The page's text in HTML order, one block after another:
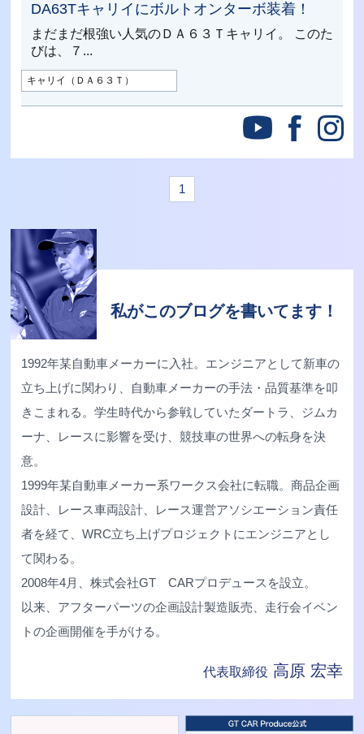
DA63Tキャリイにボルトオンターボ装着！
まだまだ根強い人気のＤＡ６３Ｔキャリイ。 このた
びは、７...
キャリイ（ＤＡ６３Ｔ）
1
私がこのブログを書いてます！
1992年某自動車メーカーに入社。エンジニアとして新車の
立ち上げに関わり、自動車メーカーの手法・品質基準を叩
きこまれる。学生時代から参戦していたダートラ、ジムカ
ーナ、レースに影響を受け、競技車の世界への転身を決
意。
1999年某自動車メーカー系ワークス会社に転職。商品企画
設計、レース車両設計、レース運営アソシエーション責任
者を経て、WRC立ち上げプロジェクトにエンジニアとし
て関わる。
2008年4月、株式会社GT CARプロデュースを設立。
以来、アフターパーツの企画設計製造販売、走行会イベン
トの企画開催を手がける。
代表取締役 高原 宏幸